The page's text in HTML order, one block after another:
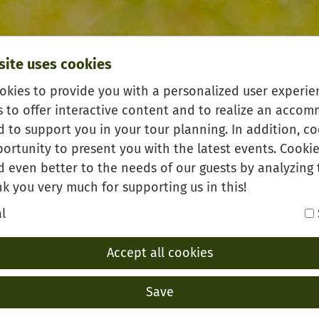
uses cookies
to provide you with a personalized user
to offer interactive content and to realize an
to support you in your tour planning. In addition,
to present you with the latest events.
even better to the needs of our guests by analyzing
you very much for supporting us in this!
Accept all cookies
Save
und pfeifen hören. Wer da wohl so schön
mit
auf dem neuen
Euch von ihr ihre Freunde vorstellen und lernt
Wie sie singen, wie sie brüten und wo sie
mögen es gemütlich: Die bunten